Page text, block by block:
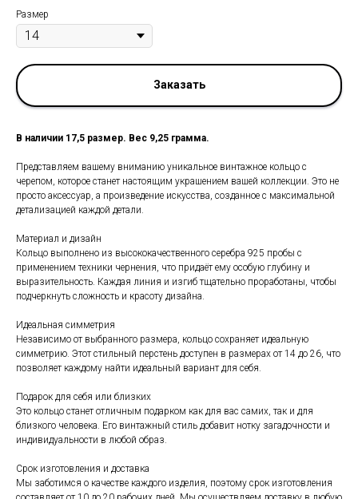
Размер
Заказать
В наличии 17,5 размер. Вес 9,25 грамма.
Представляем вашему вниманию уникальное винтажное кольцо с
черепом, которое станет настоящим украшением вашей коллекции. Это не
просто аксессуар, а произведение искусства, созданное с максимальной
детализацией каждой детали.
Материал и дизайн
Кольцо выполнено из высококачественного серебра 925 пробы с
применением техники чернения, что придаёт ему особую глубину и
выразительность. Каждая линия и изгиб тщательно проработаны, чтобы
подчеркнуть сложность и красоту дизайна.
Идеальная симметрия
Независимо от выбранного размера, кольцо сохраняет идеальную
симметрию. Этот стильный перстень доступен в размерах от 14 до 26, что
позволяет каждому найти идеальный вариант для себя.
Подарок для себя или близких
Это кольцо станет отличным подарком как для вас самих, так и для
близкого человека. Его винтажный стиль добавит нотку загадочности и
индивидуальности в любой образ.
Срок изготовления и доставка
Мы заботимся о качестве каждого изделия, поэтому срок изготовления